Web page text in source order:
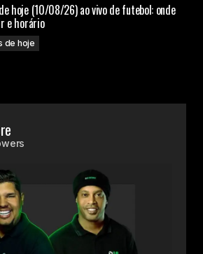
hoje (10/08/26) ao vivo de futebol: onde
e horário
de hoje